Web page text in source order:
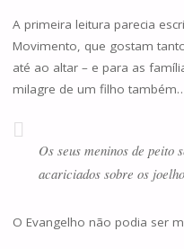
A primeira leitura parecia
Movimento, que gostam
até ao altar – e para as
milagre de um filho
Os seus meninos de peito
acariciados sobre os
O Evangelho não podia ser